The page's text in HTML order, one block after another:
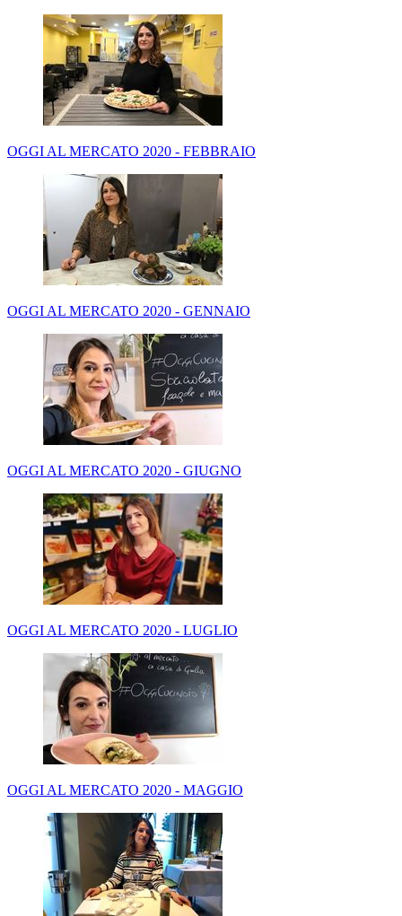
OGGI AL MERCATO 2020 - FEBBRAIO
OGGI AL MERCATO 2020 - GENNAIO
OGGI AL MERCATO 2020 - GIUGNO
OGGI AL MERCATO 2020 - LUGLIO
OGGI AL MERCATO 2020 - MAGGIO